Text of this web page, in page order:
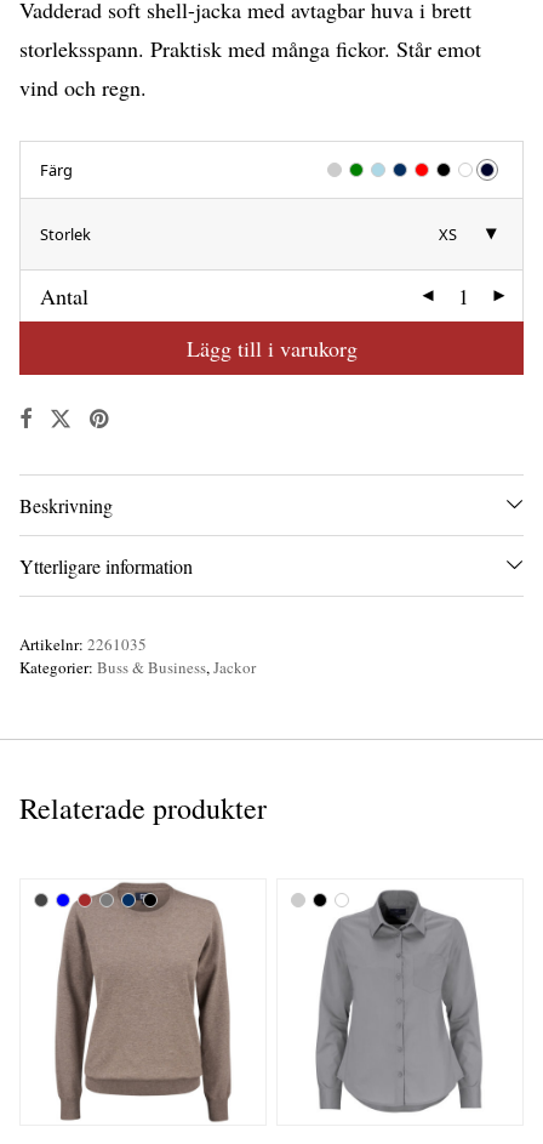
Vadderad soft shell-jacka med avtagbar huva i brett
storleksspann. Praktisk med många fickor. Står emot
vind och regn.
Färg
Storlek XS
Antal
Lägg till i varukorg
Beskrivning
Ytterligare information
Artikelnr: 2261035
Kategorier: Buss & Business,Jackor
Relaterade produkter